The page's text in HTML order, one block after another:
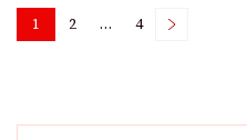
Posts
Page
1 Page
2 … Page
4